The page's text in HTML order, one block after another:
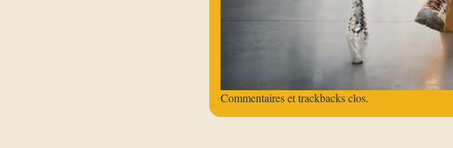
Commentaires et trackbacks clos.